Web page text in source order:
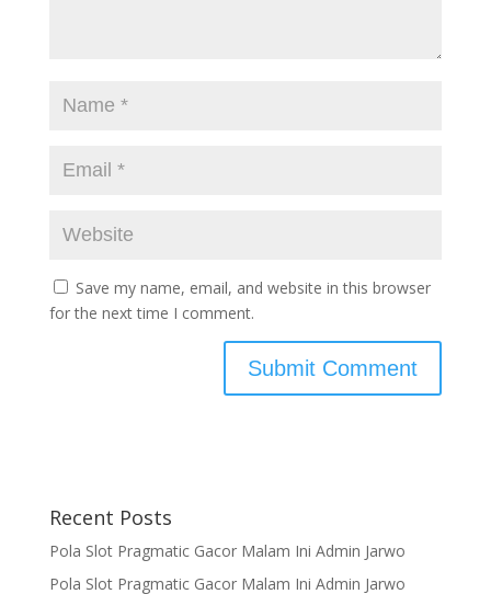
Save my name, email, and website in this browser
for the next time I comment.
Recent Posts
Pola Slot Pragmatic Gacor Malam Ini Admin Jarwo
Pola Slot Pragmatic Gacor Malam Ini Admin Jarwo